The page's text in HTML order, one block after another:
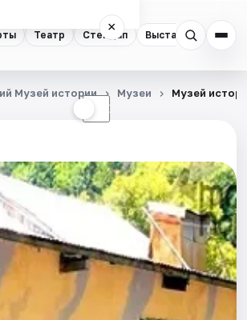
Театр Стендап Выставки
×
☾
Музей истории Музеи Музей